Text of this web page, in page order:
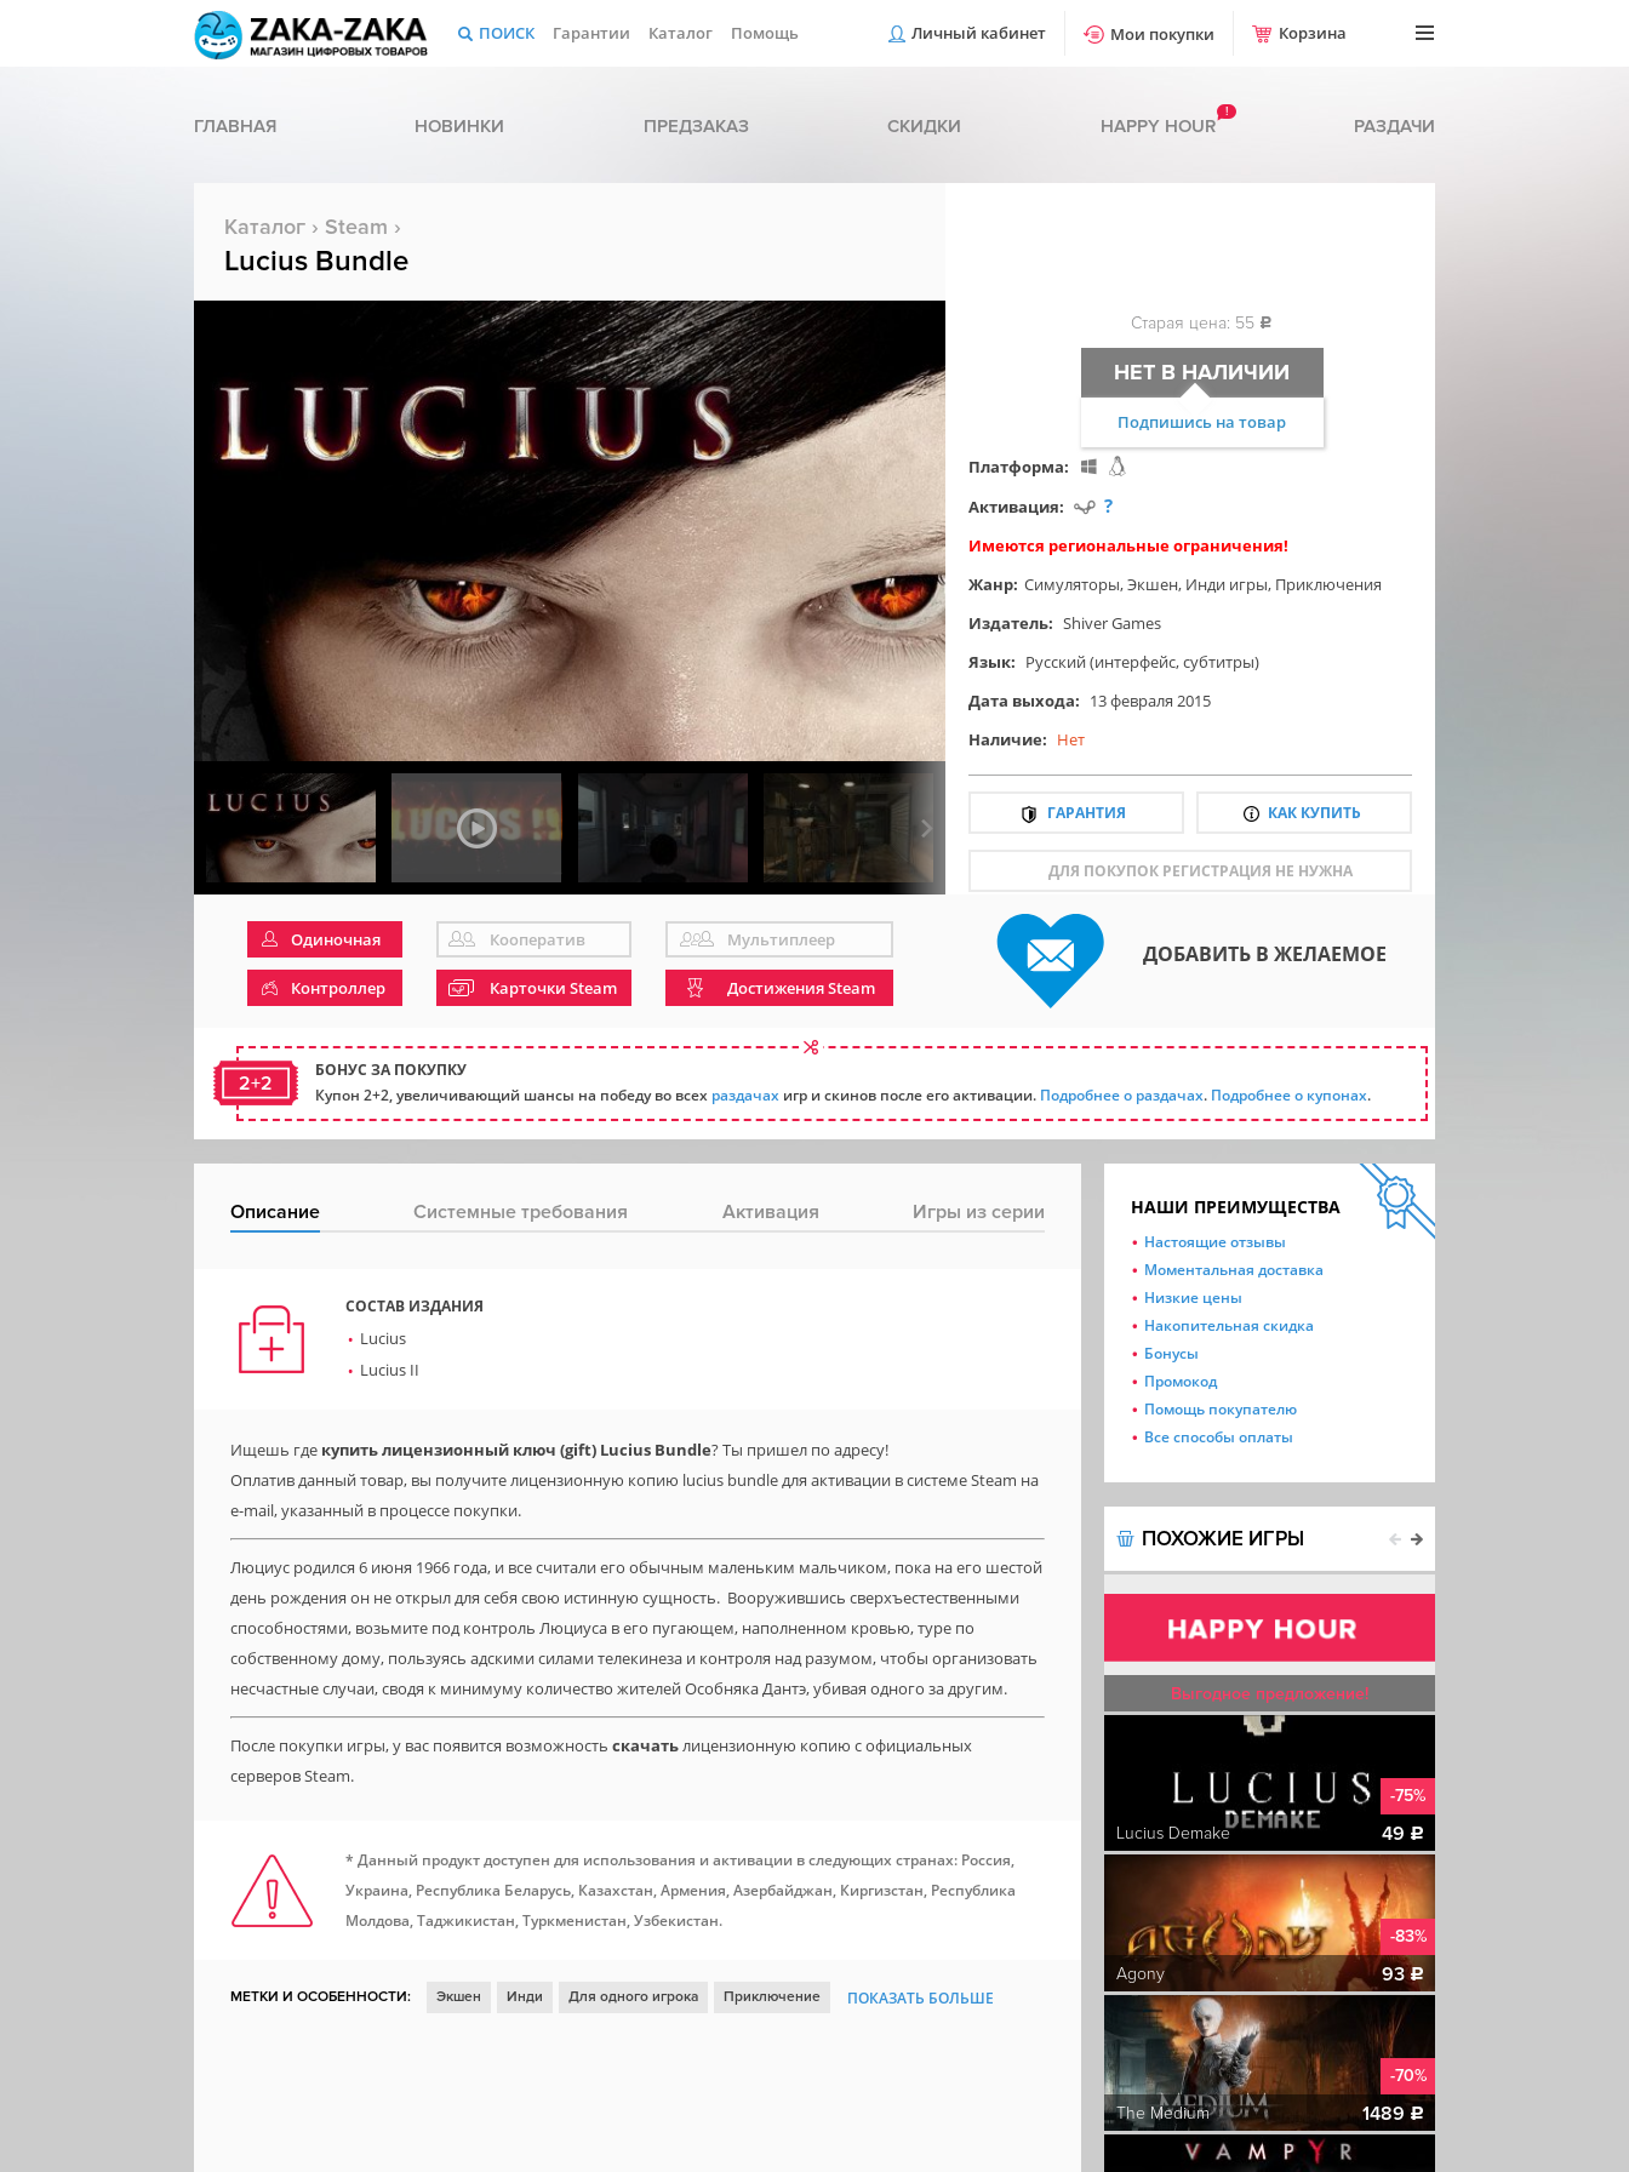
ПОИСК Гарантии Каталог Помощь Личный кабинет Мои покупки Корзина
ГЛАВНАЯ НОВИНКИ ПРЕДЗАКАЗ СКИДКИ HAPPY HOUR
!
РАЗДАЧИ
Каталог › Steam ›
Lucius Bundle
Старая цена: 55 c
НЕТ В НАЛИЧИИ
Подпишись на товар
Платформа:
Активация:
?
Имеются региональные ограничения!
Жанр: Симуляторы,Экшен, Инди игры, Приключения
Издатель: Shiver Games
Язык: Русский (интерфейс, субтитры)
Дата выхода: 13 февраля 2015
Наличие: Нет
ГАРАНТИЯ КАК КУПИТЬ
ДЛЯ ПОКУПОК РЕГИСТРАЦИЯ НЕ НУЖНА
Одиночная Кооператив Мультиплеер
Контроллер Карточки Steam Достижения Steam
ДОБАВИТЬ В ЖЕЛАЕМОЕ
2+2
БОНУС ЗА ПОКУПКУ
Купон 2+2, увеличивающий шансы на победу во всех раздачах игр и скинов после его активации. Подробнее о раздачах. Подробнее о купонах.
Описание Системные требования Активация Игры из серии
СОСТАВ ИЗДАНИЯ
Lucius
Lucius II
Ищешь где купить лицензионный ключ (gift) Lucius Bundle? Ты пришел по адресу!
Оплатив данный товар, вы получите лицензионную копию lucius bundle для активации в системе Steam на
e-mail, указанный в процессе покупки.
Люциус родился 6 июня 1966 года, и все считали его обычным маленьким мальчиком, пока на его шестой
день рождения он не открыл для себя свою истинную сущность. Вооружившись сверхъестественными
способностями, возьмите под контроль Люциуса в его пугающем, наполненном кровью, туре по
собственному дому, пользуясь адскими силами телекинеза и контроля над разумом, чтобы организовать
несчастные случаи, сводя к минимуму количество жителей Особняка Дантэ, убивая одного за другим.
После покупки игры, у вас появится возможность скачатьлицензионную копию с официальных
серверов Steam.
* Данный продукт доступен для использования и активации в следующих странах: Россия,
Украина, Республика Беларусь, Казахстан, Армения, Азербайджан, Киргизстан, Республика
Молдова, Таджикистан, Туркменистан, Узбекистан.
МЕТКИ И ОСОБЕННОСТИ: Экшен Инди Для одного игрока Приключение ПОКАЗАТЬ БОЛЬШЕ
НАШИ ПРЕИМУЩЕСТВА
Настоящие отзывы
Моментальная доставка
Низкие цены
Накопительная скидка
Бонусы
Промокод
Помощь покупателю
Все способы оплаты
ПОХОЖИЕ ИГРЫ
Выгодное предложение!
-75%
Lucius Demake
49 c
-83%
Agony
93c
-70%
The Medium
1489 c